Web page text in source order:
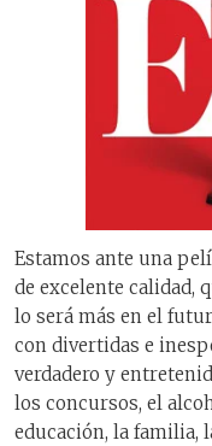
Estamos ante una
de excelente calidad,
lo será más en el
con divertidas e
verdadero y
los concursos, el
educación, la familia,